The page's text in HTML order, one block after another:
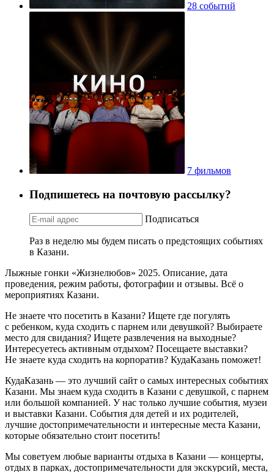
28 событий
7 фильмов
Подпишетесь на почтовую рассылку?
Подписаться
Раз в неделю мы будем писать о предстоящих событиях
в Казани.
Лыжные гонки «Жизнелюбов» 2025. Описание, дата
проведения, режим работы, фотографии и отзывы. Всё о
мероприятиях Казани.
Не знаете что посетить в Казани? Ищете где погулять
с ребенком, куда сходить с парнем или девушкой? Выбираете
место для свидания? Ищете развлечения на выходные?
Интересуетесь активным отдыхом? Посещаете выставки?
Не знаете куда сходить на корпоратив? КудаКазань поможет!
КудаКазань — это лучший сайт о самых интересных событиях
Казани. Мы знаем куда сходить в Казани с девушкой, с парнем
или большой компанией. У нас только лучшие события, музеи
и выставки Казани. События для детей и их родителей,
лучшие достопримечательности и интересные места Казани,
которые обязательно стоит посетить!
Мы советуем любые варианты отдыха в Казани — концерты,
отдых в парках, достопримечательности для экскурсий, места,